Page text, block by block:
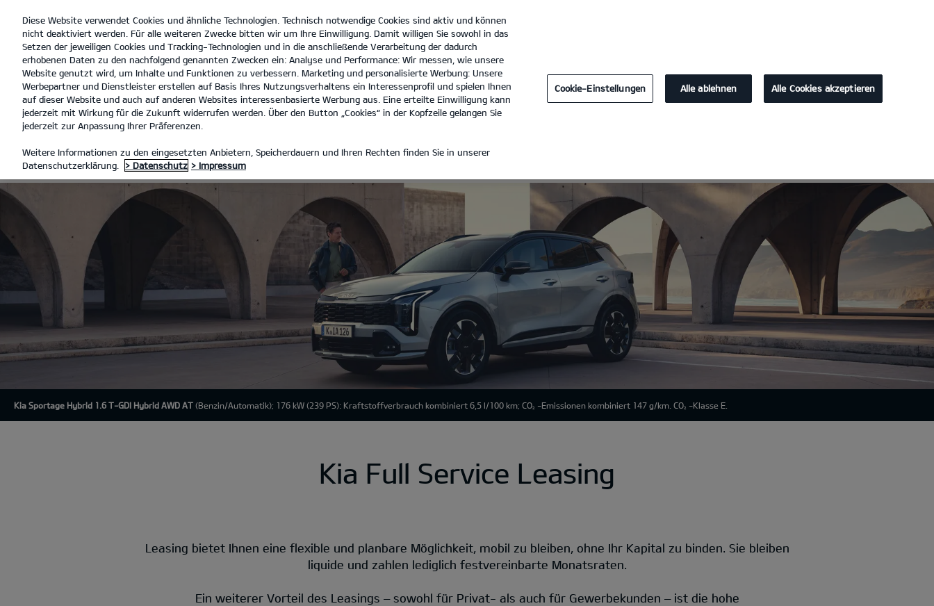
open
menu
Autohaus Kuchenbecker GmbH & Co. KG
FULL SERVICE LEASING
FULL SERVICE LEASING
Kia Sportage Hybrid 1.6 T-GDI Hybrid AWD AT (Benzin/Automatik); 176 kW (239 PS): Kraftstoffverbrauch kombiniert 6,5 l/100 km; CO2 -Emissionen kombiniert 147 g/km. CO2 -Klasse E.
Kia Full Service Leasing
Leasing bietet Ihnen eine flexible und planbare Möglichkeit, mobil zu bleiben, ohne Ihr Kapital zu binden. Sie bleiben
liquide und zahlen lediglich festvereinbarte Monatsraten.
Ein weiterer Vorteil des Leasings – sowohl für Privat- als auch für Gewerbekunden – ist die hohe
Diese Website verwendet Cookies und ähnliche Technologien. Technisch notwendige Cookies sind aktiv und können
nicht deaktiviert werden. Für alle weiteren Zwecke bitten wir um Ihre Einwilligung. Damit willigen Sie sowohl in das
Setzen der jeweiligen Cookies und Tracking-Technologien und in die anschließende Verarbeitung der dadurch
erhobenen Daten zu den nachfolgend genannten Zwecken ein: Analyse und Performance: Wir messen, wie unsere
Website genutzt wird, um Inhalte und Funktionen zu verbessern. Marketing und personalisierte Werbung: Unsere
Werbepartner und Dienstleister erstellen auf Basis Ihres Nutzungsverhaltens ein Interessenprofil und spielen Ihnen
auf dieser Website und auch auf anderen Websites interessenbasierte Werbung aus. Eine erteilte Einwilligung kann
jederzeit mit Wirkung für die Zukunft widerrufen werden. Über den Button „Cookies“ in der Kopfzeile gelangen Sie
jederzeit zur Anpassung Ihrer Präferenzen.
Weitere Informationen zu den eingesetzten Anbietern, Speicherdauern und Ihren Rechten finden Sie in unserer
Datenschutzerklärung.
> Datenschutz > Impressum
Cookie-Einstellungen Alle ablehnen Alle Cookies akzeptieren